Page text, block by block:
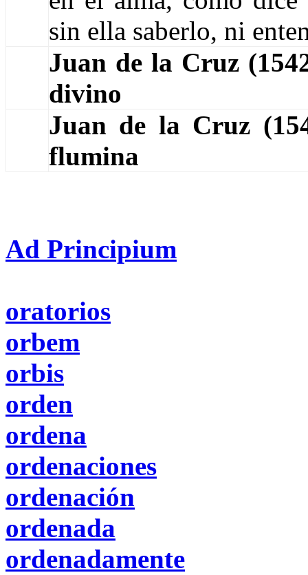
sin ella saberlo, ni
Juan de la Cruz
divino
Juan de la Cruz
flumina
Ad Principium
oratorios
orbem
orbis
orden
ordena
ordenaciones
ordenación
ordenada
ordenadamente